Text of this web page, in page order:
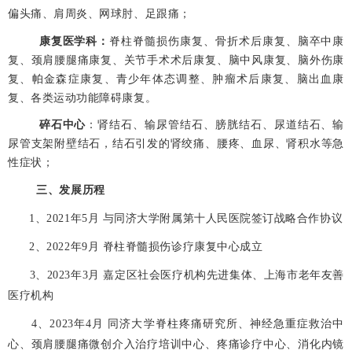
偏头痛、肩周炎、网球肘、足跟痛；
康复医学科： 脊柱脊髓损伤康复、骨折术后康复、脑卒中康
复、颈肩腰腿痛康复、关节手术术后康复、脑中风康复、脑外伤康
复、帕金森症康复、青少年体态调整、肿瘤术后康复、脑出血康
复、各类运动功能障碍康复。
碎石中心 ：肾结石、输尿管结石、膀胱结石、尿道结石、输
尿管支架附壁结石，结石引发的肾绞痛、腰疼、血尿、肾积水等急
性症状；
三、发展历程
1、2021年5月 与同济大学附属第十人民医院签订战略合作协议
2、2022年9月 脊柱脊髓损伤诊疗康复中心成立
3、2023年3月 嘉定区社会医疗机构先进集体、上海市老年友善
医疗机构
4、2023年4月 同济大学脊柱疼痛研究所、神经急重症救治中
心、颈肩腰腿痛微创介入治疗培训中心、疼痛诊疗中心、消化内镜